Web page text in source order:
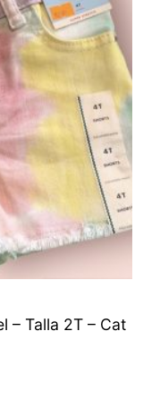
– Talla 2T – Cat